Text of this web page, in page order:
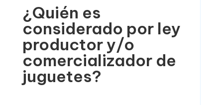
¿Quién es
considerado por ley
productor y/o
comercializador de
juguetes?